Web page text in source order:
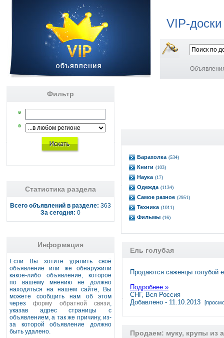
VIP-
Фильтр
Статистика раздела
Всего объявлений в разделе: 363
За сегодня: 0
Информация
Если Вы хотите удалить своё
объявление или же обнаружили
какое-либо объявление, которое
по вашему мнению не должно
находиться на нашем сайте, Вы
можете сообщить нам об этом
черезформу обратной связи,
указав адрес страницы с
объявлением, а так же причину, из-
за которой объявление должно
быть удалено.
Барахолка (534)
Книги (103)
Наука (17)
Одежда (1134)
Самое разное (2951)
Техника (1011)
Фильмы (16)
Ель голубая
Продаются саженцы голубой
Подробнее »
СНГ, Вся Россия
Добавлено - 11.10.2013
Продаем: муку, крупы из